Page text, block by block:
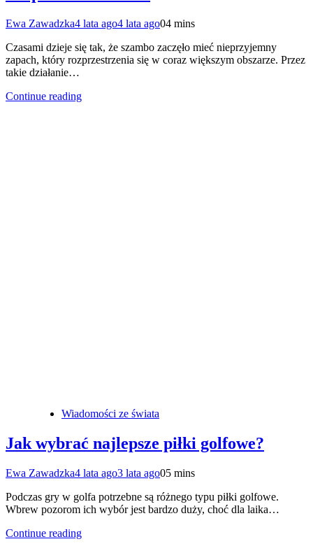
Ewa Zawadzka4 lata ago4 lata ago04 mins
Czasami dzieje się tak, że szambo zaczęło mieć nieprzyjemny
zapach, który rozprzestrzenia się w coraz większym obszarze. Przez
takie działanie…
Continue reading
Wiadomości ze świata
Jak wybrać najlepsze piłki golfowe?
Ewa Zawadzka4 lata ago3 lata ago05 mins
Podczas gry w golfa potrzebne są różnego typu piłki golfowe.
Wbrew pozorom ich wybór jest bardzo duży, choć dla laika…
Continue reading